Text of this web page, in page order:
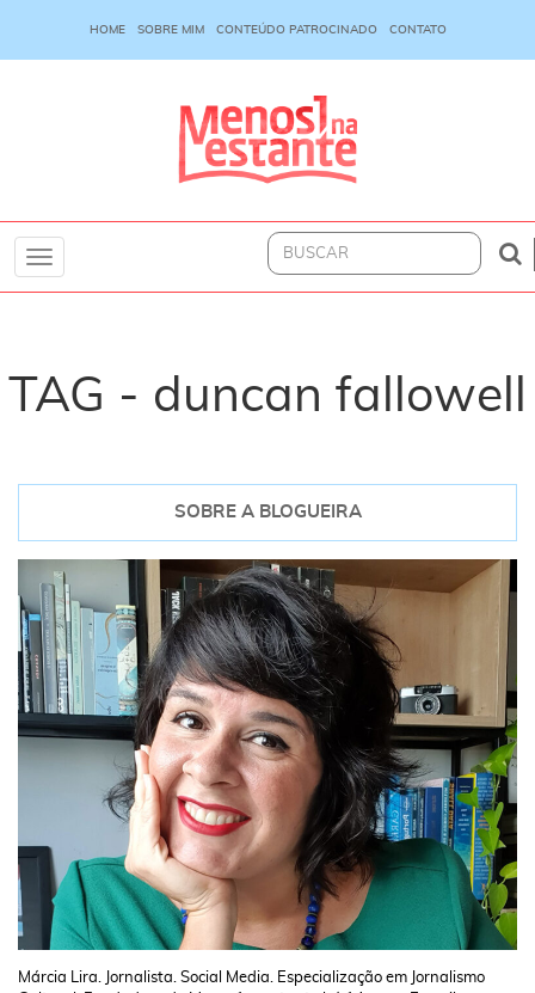
HOME SOBRE MIM CONTEÚDO PATROCINADO CONTATO
Toggle
TAG - duncan fallowell
SOBRE A BLOGUEIRA
Márcia Lira. Jornalista. Social Media. Especialização em Jornalismo